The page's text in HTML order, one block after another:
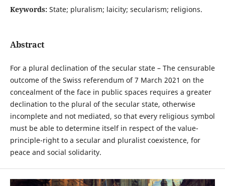
Keywords: State; pluralism; laicity; secularism; religions.
Abstract
For a plural declination of the secular state – The censurable
outcome of the Swiss referendum of 7 March 2021 on the
concealment of the face in public spaces requires a greater
declination to the plural of the secular state, otherwise
incomplete and not mediated, so that every religious symbol
must be able to determine itself in respect of the value-
principle-right to a secular and pluralist coexistence, for
peace and social solidarity.